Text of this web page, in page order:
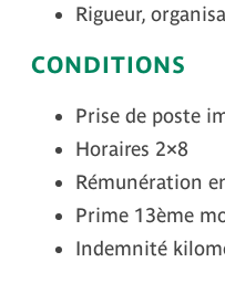
Rigueur,
CONDITIONS
Prise de poste
Horaires 2×8
Rémunération
Prime 13ème
Indemnité